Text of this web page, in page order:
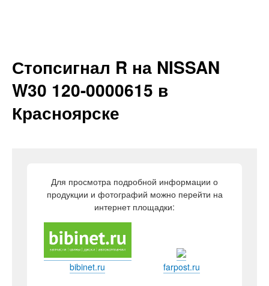
Стопсигнал R на NISSAN
W30 120-0000615 в
Красноярске
Для просмотра подробной информации о
продукции и фотографий можно перейти на
интернет площадки:
bibinet.ru farpost.ru